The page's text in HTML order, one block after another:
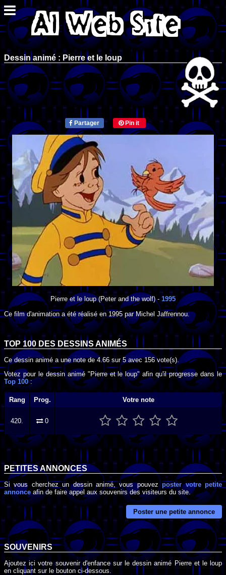
Dessin animé : Pierre et le loup
Partager Pin it
Pierre et le loup(Peter and the wolf) - 1995
Ce film d'animation a été réalisé en 1995 parMichel Jaffrennou.
TOP 100 DES DESSINS ANIMÉS
Ce dessin animé a une note de4.66 sur5 avec156vote(s).
Votez pour le dessin animé "Pierre et le loup" afin qu'il progresse dans le
Top 100:
Rang Prog. Votre note
420. 0
PETITES ANNONCES
Si vous cherchez un dessin animé, vous pouvezposter votre petite
annonceafin de faire appel aux souvenirs des visiteurs du site.
Poster une petite annonce
SOUVENIRS
Ajoutez ici votre souvenir d'enfance sur le dessin animé Pierre et le loup
en cliquant sur le bouton ci-dessous.